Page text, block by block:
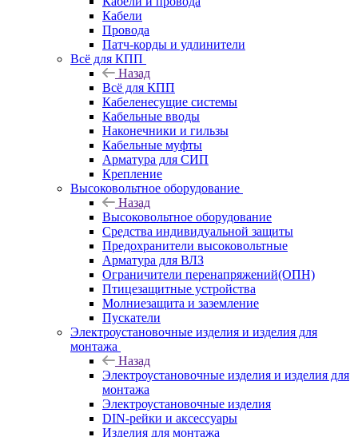
Кабели
Провода
Патч-корды и удлинители
Всё для КПП
Назад
Всё для КПП
Кабеленесущие системы
Кабельные вводы
Наконечники и гильзы
Кабельные муфты
Арматура для СИП
Крепление
Высоковольтное оборудование
Назад
Высоковольтное оборудование
Средства индивидуальной защиты
Предохранители высоковольтные
Арматура для ВЛЗ
Ограничители перенапряжений(ОПН)
Птицезащитные устройства
Молниезащита и заземление
Пускатели
Электроустановочные изделия и изделия для
монтажа
Назад
Электроустановочные изделия и изделия для
монтажа
Электроустановочные изделия
DIN-рейки и аксессуары
Изделия для монтажа